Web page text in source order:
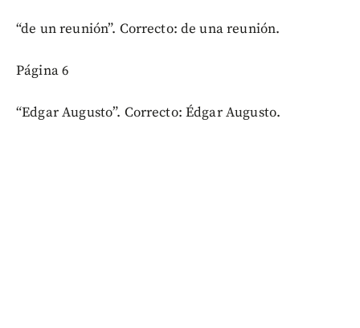
“de un reunión”. Correcto: de una reunión.
Página 6
“Edgar Augusto”. Correcto: Édgar Augusto.